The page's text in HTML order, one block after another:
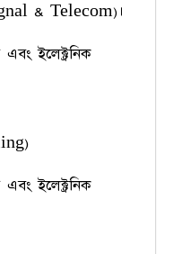
& Telecom)।
এবং ইলেক্ট্রনিক
এবং ইলেক্ট্রনিক